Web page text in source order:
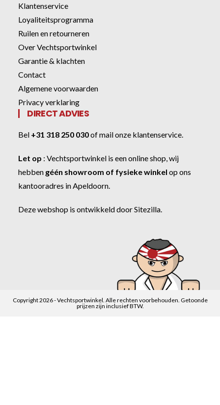
Klantenservice
Loyaliteitsprogramma
Ruilen en retourneren
Over Vechtsportwinkel
Garantie & klachten
Contact
Algemene voorwaarden
Privacy verklaring
DIRECT ADVIES
Bel +31 318 250 030ofmail onze klantenservice.
Let op :Vechtsportwinkel is een online shop, wij
hebben géén showroom of fysieke winkel op ons
kantooradres in Apeldoorn.
Deze webshop is ontwikkeld doorSitezilla.
Copyright 2026 - Vechtsportwinkel. Alle rechten voorbehouden. Getoonde
prijzen zijn inclusief BTW.